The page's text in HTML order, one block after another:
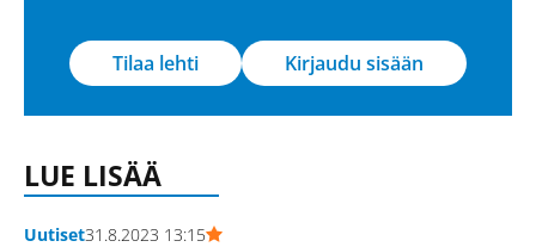
Tilaa lehti Kirjaudu sisään
LUE LISÄÄ
Uutiset31.8.2023 13:15